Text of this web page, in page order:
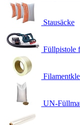
Stausäcke
Füllpistole
UN-